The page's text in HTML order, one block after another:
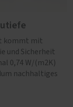
kommt mit
und Sicherheit
0,74 W/(m2K)
nachhaltiges
0,74 W/(m2K)